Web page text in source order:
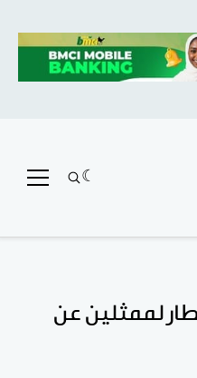
لممثلين عن